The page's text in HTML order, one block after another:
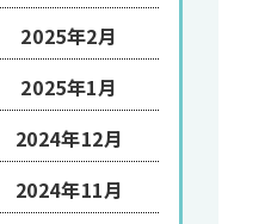
2025年2月
2025年1月
2024年12月
2024年11月